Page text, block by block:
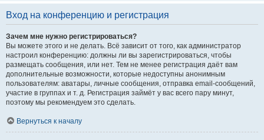
Вход на конференцию и регистрация
Зачем мне нужно регистрироваться?
Вы можете этого и не делать. Всё зависит от того, как администратор
настроил конференцию: должны ли вы зарегистрироваться, чтобы
размещать сообщения, или нет. Тем не менее регистрация даёт вам
дополнительные возможности, которые недоступны анонимным
пользователям: аватары, личные сообщения, отправка email-сообщений,
участие в группах и т. д. Регистрация займёт у вас всего пару минут,
поэтому мы рекомендуем это сделать.
Вернуться к началу